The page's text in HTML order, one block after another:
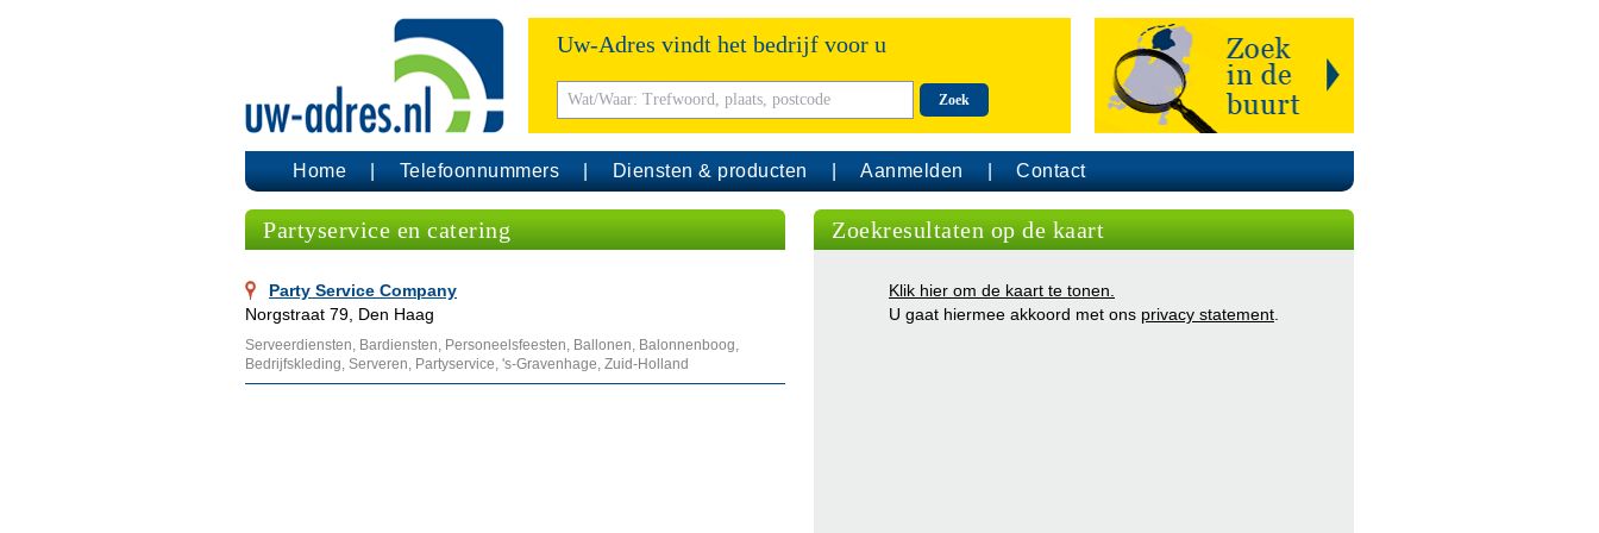
Uw-Adres vindt het bedrijf voor u
Zoek
Home Telefoonnummers Diensten & producten Aanmelden Contact
Partyservice en catering
Party Service Company
Norgstraat 79, Den Haag
Serveerdiensten, Bardiensten, Personeelsfeesten, Ballonen, Balonnenboog,
Bedrijfskleding, Serveren, Partyservice, 's-Gravenhage, Zuid-Holland
Zoekresultaten op de kaart
Klik hier om de kaart te tonen.
U gaat hiermee akkoord met ons privacy statement